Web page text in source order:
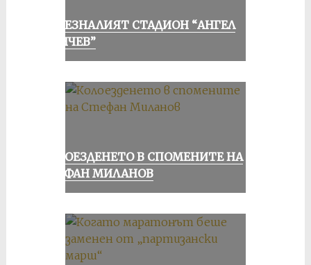
ИЗЧЕЗНАЛИЯТ СТАДИОН “АНГЕЛ
КЪНЧЕВ”
КОЛОЕЗДЕНЕТО В СПОМЕНИТЕ НА
СТЕФАН МИЛАНОВ